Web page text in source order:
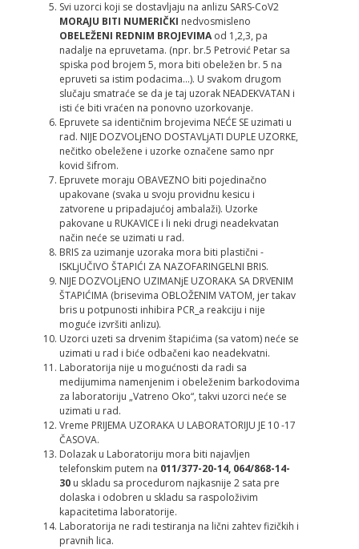
Svi uzorci koji se dostavlјaju na anlizu SARS-CoV2
MORAJU BITI NUMERIČKI nedvosmisleno
OBELEŽENI REDNIM BROJEVIMA od 1,2,3, pa
nadalјe na epruvetama. (npr. br.5 Petrović Petar sa
spiska pod brojem 5, mora biti obeležen br. 5 na
epruveti sa istim podacima…). U svakom drugom
slučaju smatraće se da je taj uzorak NEADEKVATAN i
isti će biti vraćen na ponovno uzorkovanje.
Epruvete sa identičnim brojevima NEĆE SE uzimati u
rad. NIJE DOZVOLjENO DOSTAVLjATI DUPLE UZORKE,
nečitko obeležene i uzorke označene samo npr
kovid šifrom.
Epruvete moraju OBAVEZNO biti pojedinačno
upakovane (svaka u svoju providnu kesicu i
zatvorene u pripadajućoj ambalaži). Uzorke
pakovane u RUKAVICE i li neki drugi neadekvatan
način neće se uzimati u rad.
BRIS za uzimanje uzoraka mora biti plastični -
ISKLjUČIVO ŠTAPIĆI ZA NAZOFARINGELNI BRIS.
NIJE DOZVOLjENO UZIMANјE UZORAKA SA DRVENIM
ŠTAPIĆIMA (brisevima OBLOŽENIM VATOM, jer takav
bris u potpunosti inhibira PCR_a reakciju i nije
moguće izvršiti anlizu).
Uzorci uzeti sa drvenim štapićima (sa vatom) neće se
uzimati u rad i biće odbačeni kao neadekvatni.
Laboratorija nije u mogućnosti da radi sa
medijumima namenjenim i obeleženim barkodovima
za laboratoriju „Vatreno Oko“, takvi uzorci neće se
uzimati u rad.
Vreme PRIJEMA UZORAKA U LABORATORIJU JE 10 -17
ČASOVA.
Dolazak u Laboratoriju mora biti najavlјen
telefonskim putem na 011/377-20-14, 064/868-14-
30 u skladu sa procedurom najkasnije 2 sata pre
dolaska i odobren u skladu sa raspoloživim
kapacitetima laboratorije.
Laboratorija ne radi testiranja na lični zahtev fizičkih i
pravnih lica.